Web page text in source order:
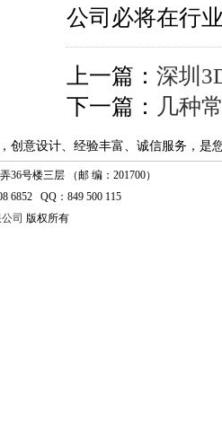
公司必将在行
上一篇： 深圳
下一篇： 几种
创意设计、经验丰富、诚信服务，是
36号楼三层 （邮 编：201700）
6852 QQ：849 500 115
司 版权所有